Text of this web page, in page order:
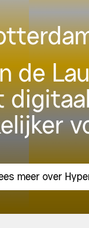
de
meer over